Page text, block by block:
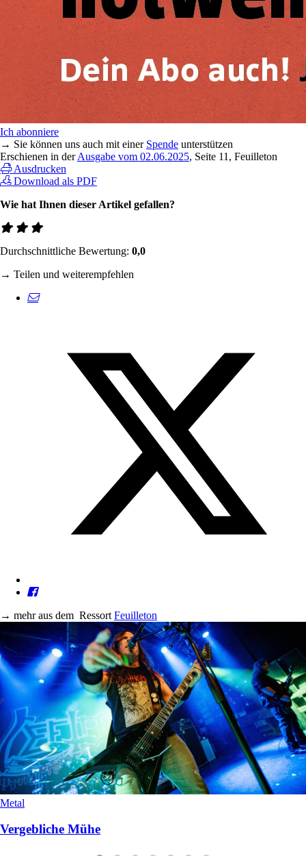
Ich abonniere
→ Sie können uns auch mit einer Spende unterstützen
Erschienen in derAusgabe vom 02.06.2025, Seite 11, Feuilleton
Ausdrucken
Download als PDF
Wie hat Ihnen dieser Artikel gefallen?
Durchschnittliche Bewertung: 0,0
→ Teilen und weiterempfehlen
→ mehr aus dem Ressort Feuilleton
Metal
Vergebliche Mühe